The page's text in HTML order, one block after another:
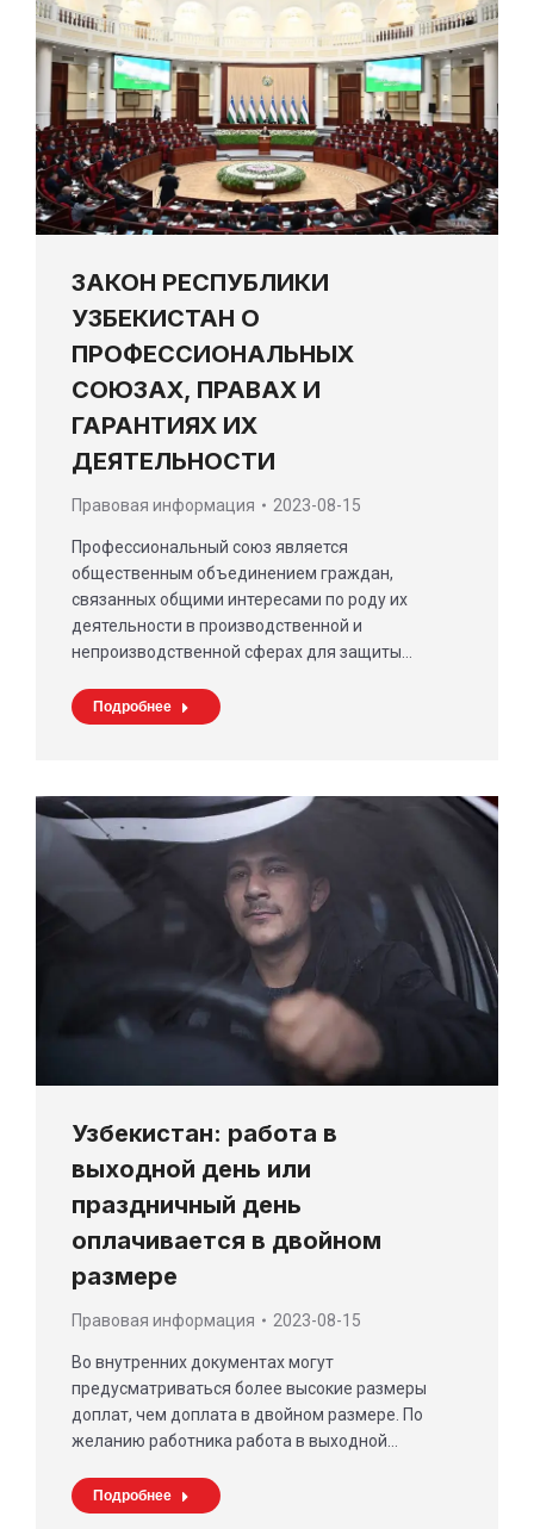
ЗАКОН РЕСПУБЛИКИ
УЗБЕКИСТАН О
ПРОФЕССИОНАЛЬНЫХ
СОЮЗАХ, ПРАВАХ И
ГАРАНТИЯХ ИХ
ДЕЯТЕЛЬНОСТИ
Правовая информация 2023-08-15
Профессиональный союз является
общественным объединением граждан,
связанных общими интересами по роду их
деятельности в производственной и
непроизводственной сферах для защиты…
Подробнее
Узбекистан: работа в
выходной день или
праздничный день
оплачивается в двойном
размере
Правовая информация 2023-08-15
Во внутренних документах могут
предусматриваться более высокие размеры
доплат, чем доплата в двойном размере. По
желанию работника работа в выходной…
Подробнее